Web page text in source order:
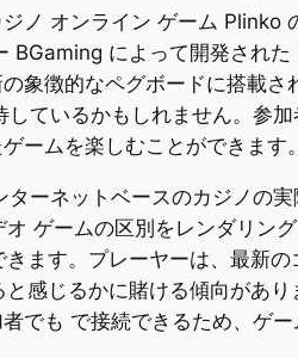
ノ オンライン ゲーム Plinko
BGaming によって開発され
象徴的なペグボードに搭載さ
しているかもしれません。参
ームを楽しむことができます。
ターネットベースのカジノの
ゲームの区別をレンダリン
きます。プレーヤーは、最新
感じるかに賭ける傾向があ
でも で接続できるため、ゲ